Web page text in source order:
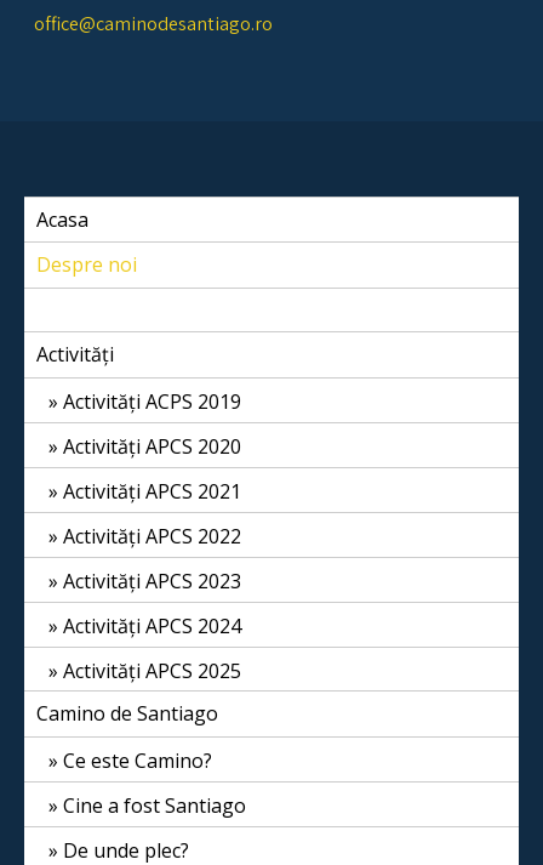
office@caminodesantiago.ro
Acasa
Despre noi
Activități
Activități ACPS 2019
Activități APCS 2020
Activități APCS 2021
Activități APCS 2022
Activități APCS 2023
Activități APCS 2024
Activități APCS 2025
Camino de Santiago
Ce este Camino?
Cine a fost Santiago
De unde plec?